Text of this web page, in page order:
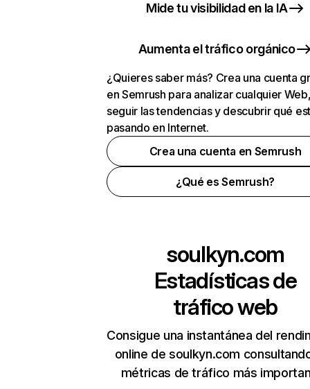
Mide tu visibilidad en la IA
Aumenta el tráfico orgánico
¿Quieres saber más? Crea una cuenta
en Semrush para analizar cualquier
seguir las tendencias y descubrir qué
pasando en Internet.
Crea una cuenta en Semrush
¿Qué es Semrush?
soulkyn.com
Estadísticas de
tráfico web
Consigue una instantánea del
online de soulkyn.com
métricas de tráfico más